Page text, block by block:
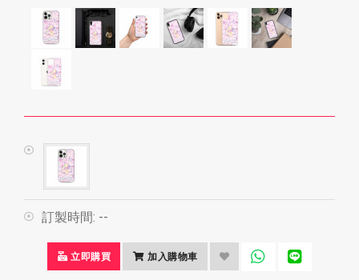
訂製時間: --
立即購買 加入購物車